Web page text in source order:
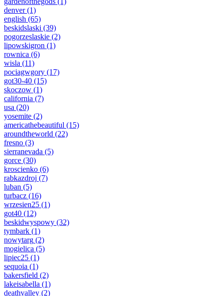
denver(1)
english (65)
beskidslaski (39)
pogorzeslaskie (2)
lipowskigron (1)
rownica (6)
wisla (11)
pociagwgory (17)
got30-40 (15)
skoczow (1)
california (7)
usa (20)
yosemite (2)
americathebeautiful (15)
aroundtheworld (22)
fresno (3)
sierranevada (5)
gorce (30)
kroscienko (6)
rabkazdroj (7)
luban (5)
turbacz (16)
wrzesien25 (1)
got40 (12)
beskidwyspowy (32)
tymbark (1)
nowytarg (2)
mogielica (5)
lipiec25 (1)
sequoia (1)
bakersfield (2)
lakeisabella (1)
deathvalley (2)